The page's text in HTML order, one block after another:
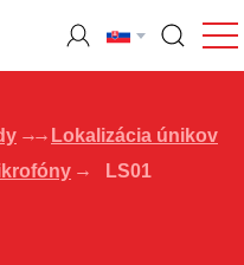
Lokalizácia únikov
LS01